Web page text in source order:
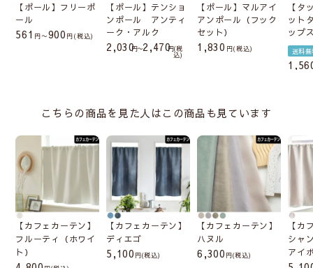
【ポール】フリーポ
ール
561 〜900 税込
【ポール】テンショ
ンポール アンティ
ーク・アルク
2,030 〜2,470 税
込
【ポール】マルアイ
アンポール（フック
セット）
1,830 税込
【タ
ット
ップ
送料無
こちらの商品を見た人はこの商品も見ています
【カフェカーテン】
フルーティ（ホワイ
ト）
【カフェカーテン】
ディエゴ
5,100 (税込)
【カフェカーテン】
ハヌル
6,300 (税込)
【カ
シャ
アイ